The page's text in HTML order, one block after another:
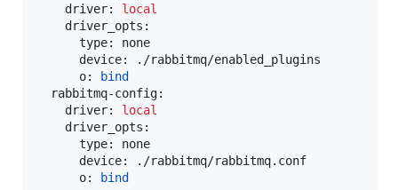
    driver:
local
    driver_opts:
      type: none
      device: ./rabbitmq/enabled_plugins
      o:
bind
  rabbitmq-config:
    driver:
local
    driver_opts:
      type: none
      device: ./rabbitmq/rabbitmq.conf
      o:
bind